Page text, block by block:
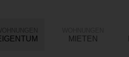
MIETEN